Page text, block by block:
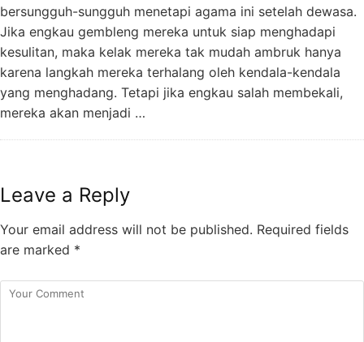
bersungguh-sungguh menetapi agama ini setelah dewasa.
Jika engkau gembleng mereka untuk siap menghadapi
kesulitan, maka kelak mereka tak mudah ambruk hanya
karena langkah mereka terhalang oleh kendala-kendala
yang menghadang. Tetapi jika engkau salah membekali,
mereka akan menjadi …
Leave a Reply
Your email address will not be published. Required fields
are marked *